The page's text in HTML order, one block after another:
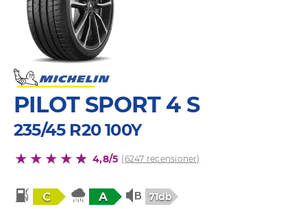
PILOT SPORT 4 S
235/45 R20 100Y
4,8/5 (6247 recensioner)
C A 71db